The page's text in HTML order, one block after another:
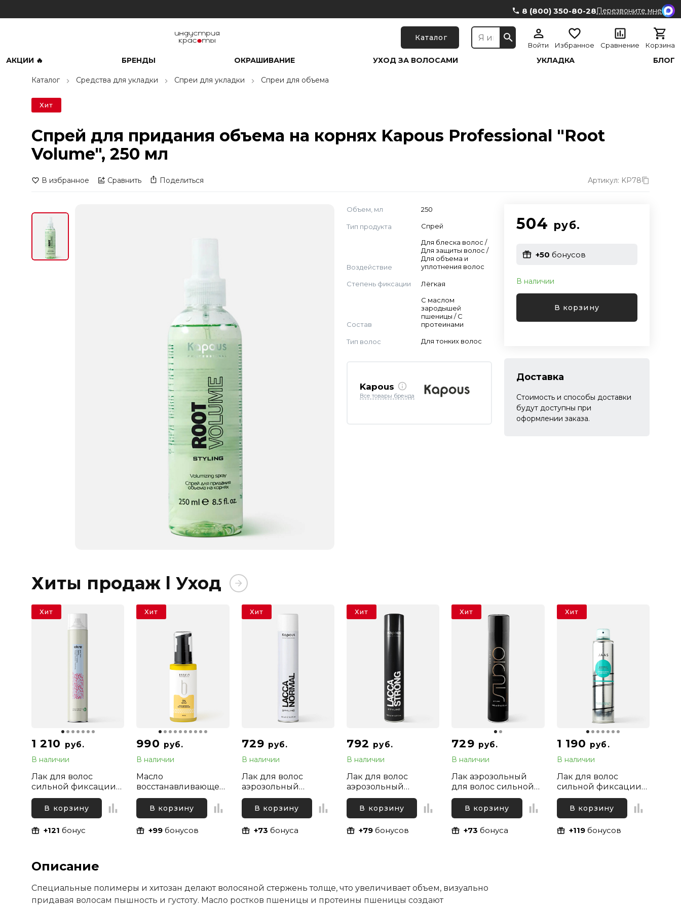
8 (800) 350-80-28Перезвоните мне
Каталог
Войти Избранное Сравнение Корзина
АКЦИИ 🔥 БРЕНДЫ ОКРАШИВАНИЕ УХОД ЗА ВОЛОСАМИ УКЛАДКА БЛОГ
Каталог Средства для укладки Спреи для укладки Спреи для объема
Хит
Спрей для придания объема на корнях Kapous Professional "Root
Volume", 250 мл
В избранное Сравнить Поделиться Артикул: KP78
Объем, мл 250
Тип продукта Спрей
Воздействие
Для блеска волос /
Для защиты волос /
Для объема и
уплотнения волос
Степень фиксации Лёгкая
Состав
С маслом
зародышей
пшеницы / С
протеинами
Тип волос Для тонких волос
Kapous
Все товары бренда
504 руб.
+50 бонусов
В наличии
В корзину
Доставка
Стоимость и способы доставки
будут доступны при
оформлении заказа.
Хиты продаж l Уход
1 210 руб.
В наличии
Лак для волос
сильной фиксации
Ekre Project Extra
Strong Fix Elysium,
500 мл
В корзину
+121 бонус
Хит
990 руб.
В наличии
Масло
восстанавливающее
для сухих и
поврежденных волос
Bravia Oil Hair Repair,
50 мл
В корзину
+99 бонусов
Хит
729 руб.
В наличии
Лак для волос
аэрозольный
нормальной
фиксации Kapous
Professional, 500 мл
В корзину
+73 бонуса
Хит
792 руб.
В наличии
Лак для волос
аэрозольный
сильной фиксации
Kapous Professional,
500 мл
В корзину
+79бонусов
Хит
729 руб.
В наличии
Лак аэрозольный
для волос сильной
фиксации Kapous
Professional, 500 мл
В корзину
+73 бонуса
Хит
1 190 руб.
В наличии
Лак для волос
сильной фиксации
Jaas Style Hairspray
Strong Hold, 300 мл
В корзину
+119бонусов
Хит
Описание
Специальные полимеры и хитозан делают волосяной стержень толще, что увеличивает объем, визуально
придавая волосам пышность и густоту. Масло ростков пшеницы и протеины пшеницы создают